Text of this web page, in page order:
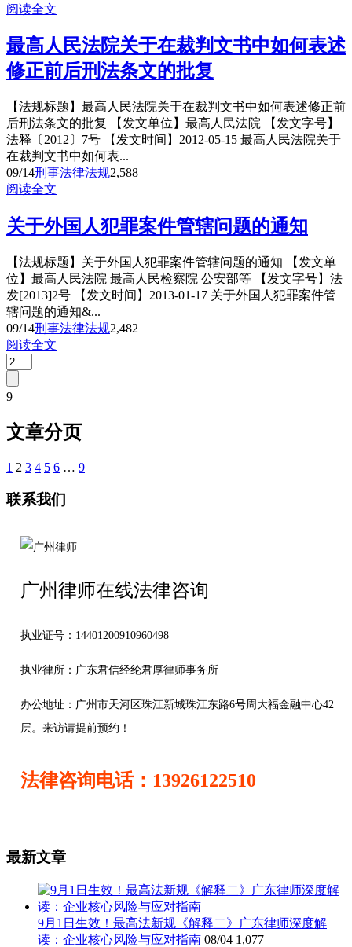
阅读全文
最高人民法院关于在裁判文书中如何表述
修正前后刑法条文的批复
【法规标题】最高人民法院关于在裁判文书中如何表述修正前
后刑法条文的批复 【发文单位】最高人民法院 【发文字号】
法释〔2012〕7号 【发文时间】2012-05-15 最高人民法院关于
在裁判文书中如何表...
09/14刑事法律法规2,588
阅读全文
关于外国人犯罪案件管辖问题的通知
【法规标题】关于外国人犯罪案件管辖问题的通知 【发文单
位】最高人民法院 最高人民检察院 公安部等 【发文字号】法
发[2013]2号 【发文时间】2013-01-17 关于外国人犯罪案件管
辖问题的通知&...
09/14刑事法律法规2,482
阅读全文
9
文章分页
1 2 3 4 5 6 … 9
联系我们
广州律师在线法律咨询
执业证号：14401200910960498
执业律所：广东君信经纶君厚律师事务所
办公地址： 广州市天河区珠江新城珠江东路6号周大福金融中心42
层。来访请提前预约！
法律咨询电话：13926122510
最新文章
9月1日生效！最高法新规《解释二》广东律师深度解
读：企业核心风险与应对指南 08/04 1,077